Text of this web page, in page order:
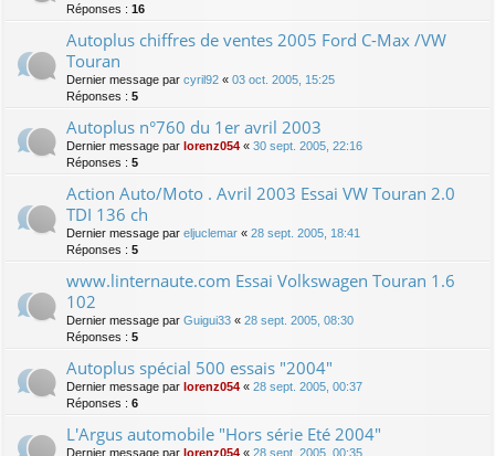
Réponses : 16
Autoplus chiffres de ventes 2005 Ford C-Max /VW
Touran
Dernier message par cyril92 « 03 oct. 2005, 15:25
Réponses : 5
Autoplus n°760 du 1er avril 2003
Dernier message par lorenz054 « 30 sept. 2005, 22:16
Réponses : 5
Action Auto/Moto . Avril 2003 Essai VW Touran 2.0
TDI 136 ch
Dernier message par eljuclemar « 28 sept. 2005, 18:41
Réponses : 5
www.linternaute.com Essai Volkswagen Touran 1.6
102
Dernier message par Guigui33 « 28 sept. 2005, 08:30
Réponses : 5
Autoplus spécial 500 essais "2004"
Dernier message par lorenz054 « 28 sept. 2005, 00:37
Réponses : 6
L'Argus automobile "Hors série Eté 2004"
Dernier message par lorenz054 « 28 sept. 2005, 00:35